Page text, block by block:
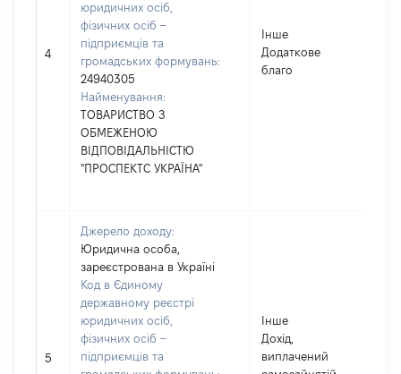
4
юридичних осіб,
фізичних осіб –
підприємців та
громадських формувань:
24940305
Найменування:
ТОВАРИСТВО З
ОБМЕЖЕНОЮ
ВІДПОВІДАЛЬНІСТЮ
"ПРОСПЕКТС УКРАЇНА"
Інше
Додаткове
благо
5
Джерело доходу:
Юридична особа,
зареєстрована в Україні
Код в Єдиному
державному реєстрі
юридичних осіб,
фізичних осіб –
підприємців та
Інше
Дохід,
виплачений